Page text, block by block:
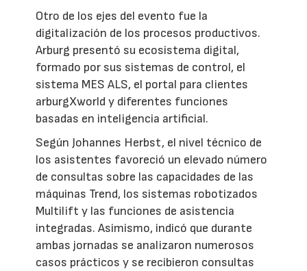
Otro de los ejes del evento fue la
digitalización de los procesos productivos.
Arburg presentó su ecosistema digital,
formado por sus sistemas de control, el
sistema MES ALS, el portal para clientes
arburgXworld y diferentes funciones
basadas en inteligencia artificial.
Según Johannes Herbst, el nivel técnico de
los asistentes favoreció un elevado número
de consultas sobre las capacidades de las
máquinas Trend, los sistemas robotizados
Multilift y las funciones de asistencia
integradas. Asimismo, indicó que durante
ambas jornadas se analizaron numerosos
casos prácticos y se recibieron consultas